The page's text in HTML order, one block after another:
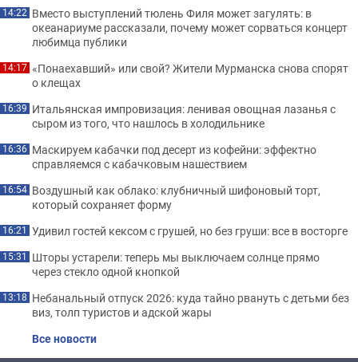
14:22 Вместо выступлений тюлень Филя может загулять: в
океанариуме рассказали, почему может сорваться концерт
любимца публики
14:17 «Понаехавший» или свой? Жители Мурманска снова спорят
о клещах
16:39 Итальянская импровизация: ленивая овощная лазанья с
сыром из того, что нашлось в холодильнике
16:36 Маскируем кабачки под десерт из кофейни: эффектно
справляемся с кабачковым нашествием
16:54 Воздушный как облако: клубничный шифоновый торт,
который сохраняет форму
16:21 Удивил гостей кексом с грушей, но без груши: все в восторге
15:31 Шторы устарели: теперь мы выключаем солнце прямо
через стекло одной кнопкой
13:18 Небанальный отпуск 2026: куда тайно рвануть с детьми без
виз, толп туристов и адской жары
Все новости